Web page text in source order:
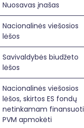
Nuosavas įnašas
Nacionalinės viešosios
lėšos
Savivaldybės biudžeto
lėšos
Nacionalinės viešosios
lėšos, skirtos ES fondų
netinkamam finansuoti
PVM apmokėti